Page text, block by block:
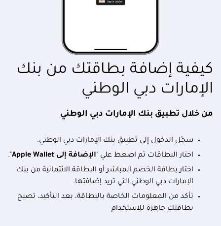
كيفية إضافة بطاقتك من بنك
الإمارات دبي الوطني
من خلال تطبيق بنك الإمارات دبي الوطني
سجّل الدخول إلى تطبيق بنك الإمارات دبي الوطني.
اختار البطاقات ثم اضغط علي " الإضافة إلى Apple Wallet
".
اختار بطاقة الخصم المباشر أو البطاقة الائتمانية من بنك
الإمارات دبي الوطني التي تريد إضافتها.
تأكد من المعلومات الخاصة بالبطاقة، بعد التأكيد، تصبح
بطاقتك جاهزة للاستخدام